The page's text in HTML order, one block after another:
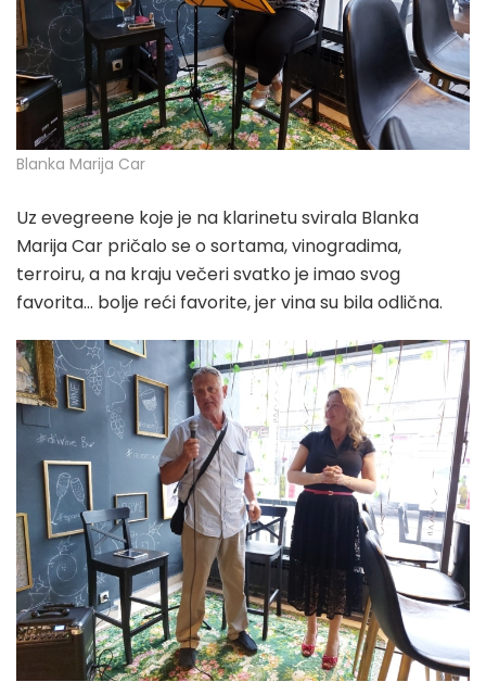
Blanka Marija Car
Uz evegreene koje je na klarinetu svirala Blanka
Marija Car pričalo se o sortama, vinogradima,
terroiru, a na kraju večeri svatko je imao svog
favorita… bolje reći favorite, jer vina su bila odlična.